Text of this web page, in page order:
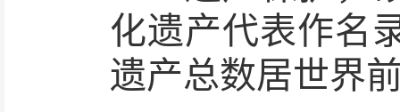
化遗产代表作名
遗产总数居世界